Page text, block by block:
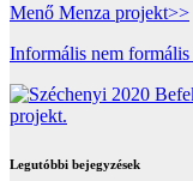
Menő Menza projekt>>
Informális nem
Legutóbbi bejegyzések